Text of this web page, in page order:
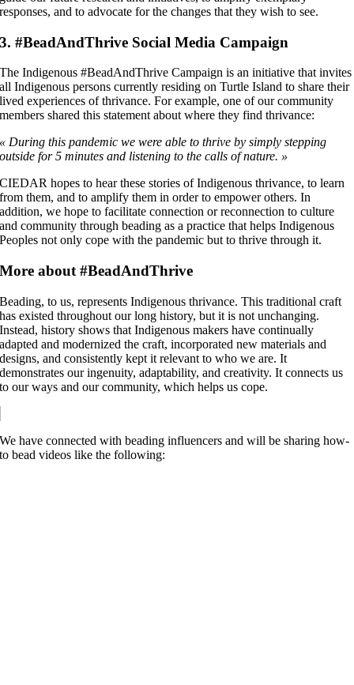
responses, and to advocate for the changes that they wish to see.
3. #BeadAndThrive Social Media Campaign
The Indigenous #BeadAndThrive Campaign is an initiative that invites
all Indigenous persons currently residing on Turtle Island to share their
lived experiences of thrivance. For example, one of our community
members shared this statement about where they find thrivance:
« During this pandemic we were able to thrive by simply stepping
outside for 5 minutes and listening to the calls of nature. »
CIEDAR hopes to hear these stories of Indigenous thrivance, to learn
from them, and to amplify them in order to empower others. In
addition, we hope to facilitate connection or reconnection to culture
and community through beading as a practice that helps Indigenous
Peoples not only cope with the pandemic but to thrive through it.
More about #BeadAndThrive
Beading, to us, represents Indigenous thrivance. This traditional craft
has existed throughout our long history, but it is not unchanging.
Instead, history shows that Indigenous makers have continually
adapted and modernized the craft, incorporated new materials and
designs, and consistently kept it relevant to who we are. It
demonstrates our ingenuity, adaptability, and creativity. It connects us
to our ways and our community, which helps us cope.
We have connected with beading influencers and will be sharing how-
to bead videos like the following: